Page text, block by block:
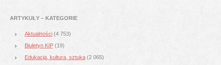
ARTYKUŁY – KATEGORIE
Aktualności (4 753)
Biuletyn KIP (19)
Edukacja, kultura, sztuka (2 065)